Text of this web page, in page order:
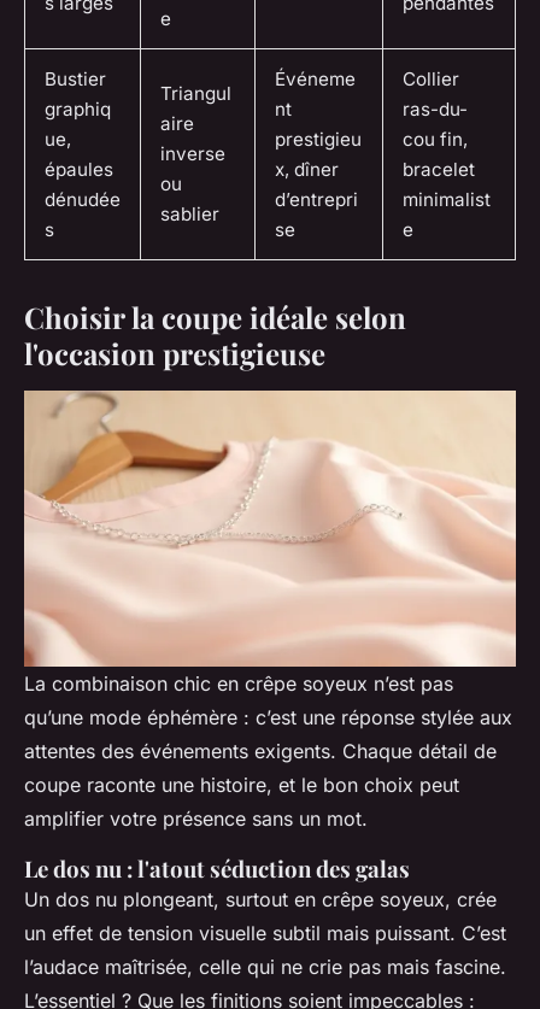
e
Bustier
graphiq
ue,
épaules
dénudée
s
Triangul
aire
inverse
ou
sablier
Événeme
nt
prestigieu
x, dîner
d’entrepri
se
Collier
ras-du-
cou fin,
bracelet
minimalist
e
Choisir la coupe idéale selon
l'occasion prestigieuse
La combinaison chic en crêpe soyeux n’est pas
qu’une mode éphémère : c’est une réponse stylée aux
attentes des événements exigents. Chaque détail de
coupe raconte une histoire, et le bon choix peut
amplifier votre présence sans un mot.
Le dos nu : l'atout séduction des galas
Un dos nu plongeant, surtout en crêpe soyeux, crée
un effet de tension visuelle subtil mais puissant. C’est
l’audace maîtrisée, celle qui ne crie pas mais fascine.
L’essentiel ? Que les finitions soient impeccables :